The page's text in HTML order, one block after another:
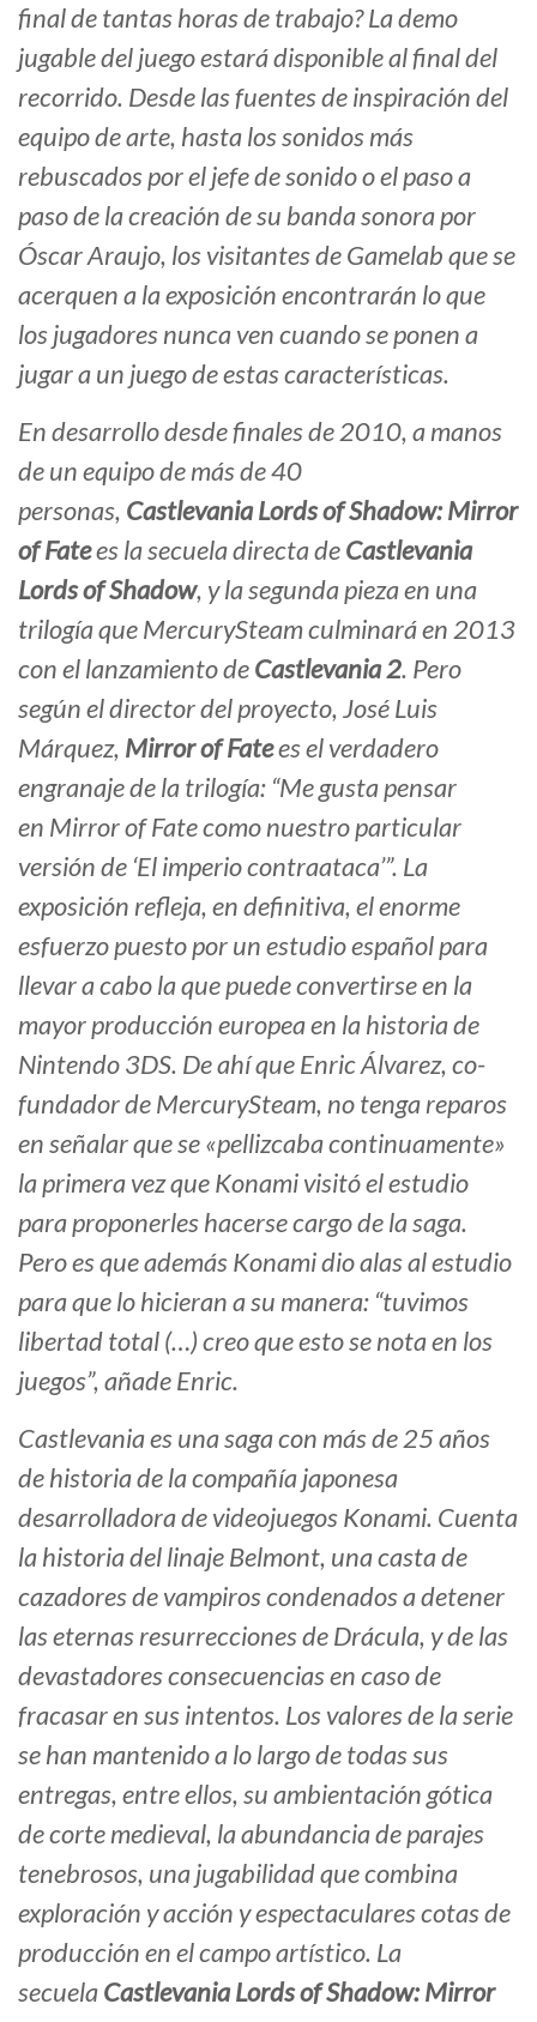
final de tantas horas de trabajo? La demo
jugable del juego estará disponible al final del
recorrido. Desde las fuentes de inspiración del
equipo de arte, hasta los sonidos más
rebuscados por el jefe de sonido o el paso a
paso de la creación de su banda sonora por
Óscar Araujo, los visitantes de Gamelab que se
acerquen a la exposición encontrarán lo que
los jugadores nunca ven cuando se ponen a
jugar a un juego de estas características.
En desarrollo desde finales de 2010, a manos
de un equipo de más de 40
personas, Castlevania Lords of Shadow: Mirror
of Fatees la secuela directa deCastlevania
Lords of Shadow, y la segunda pieza en una
trilogía que MercurySteam culminará en 2013
con el lanzamiento deCastlevania 2. Pero
según el director del proyecto, José Luis
Márquez, Mirror of Fatees el verdadero
engranaje de la trilogía: “Me gusta pensar
en Mirror of Fatecomo nuestro particular
versión de ‘El imperio contraataca’”. La
exposición refleja, en definitiva, el enorme
esfuerzo puesto por un estudio español para
llevar a cabo la que puede convertirse en la
mayor producción europea en la historia de
Nintendo 3DS. De ahí que Enric Álvarez, co-
fundador de MercurySteam, no tenga reparos
en señalar que se «pellizcaba continuamente»
la primera vez que Konami visitó el estudio
para proponerles hacerse cargo de la saga.
Pero es que además Konami dio alas al estudio
para que lo hicieran a su manera: “tuvimos
libertad total (…) creo que esto se nota en los
juegos”, añade Enric.
Castlevania es una saga con más de 25 años
de historia de la compañía japonesa
desarrolladora de videojuegos Konami. Cuenta
la historia del linaje Belmont, una casta de
cazadores de vampiros condenados a detener
las eternas resurrecciones de Drácula, y de las
devastadores consecuencias en caso de
fracasar en sus intentos. Los valores de la serie
se han mantenido a lo largo de todas sus
entregas, entre ellos, su ambientación gótica
de corte medieval, la abundancia de parajes
tenebrosos, una jugabilidad que combina
exploración y acción y espectaculares cotas de
producción en el campo artístico. La
secuelaCastlevania Lords of Shadow: Mirror